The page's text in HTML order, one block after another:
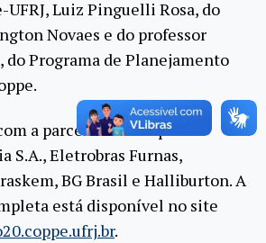
Luiz Pinguelli Rosa, do
Novaes e do professor
do Programa de Planejamento
a parceria das empresas
S.A., Eletrobras Furnas,
BG Brasil e Halliburton. A
está disponível no site
.